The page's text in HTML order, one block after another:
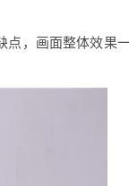
点，画面整体效果